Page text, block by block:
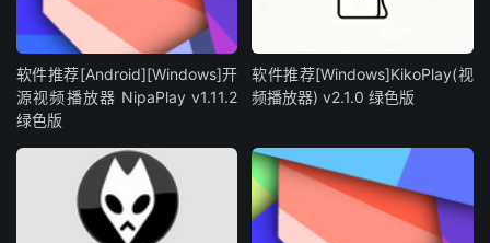
软件推荐[Android][Windows]开
源视频播放器 NipaPlay v1.11.2
绿色版
软件推荐[Windows]KikoPlay(视
频播放器) v2.1.0 绿色版